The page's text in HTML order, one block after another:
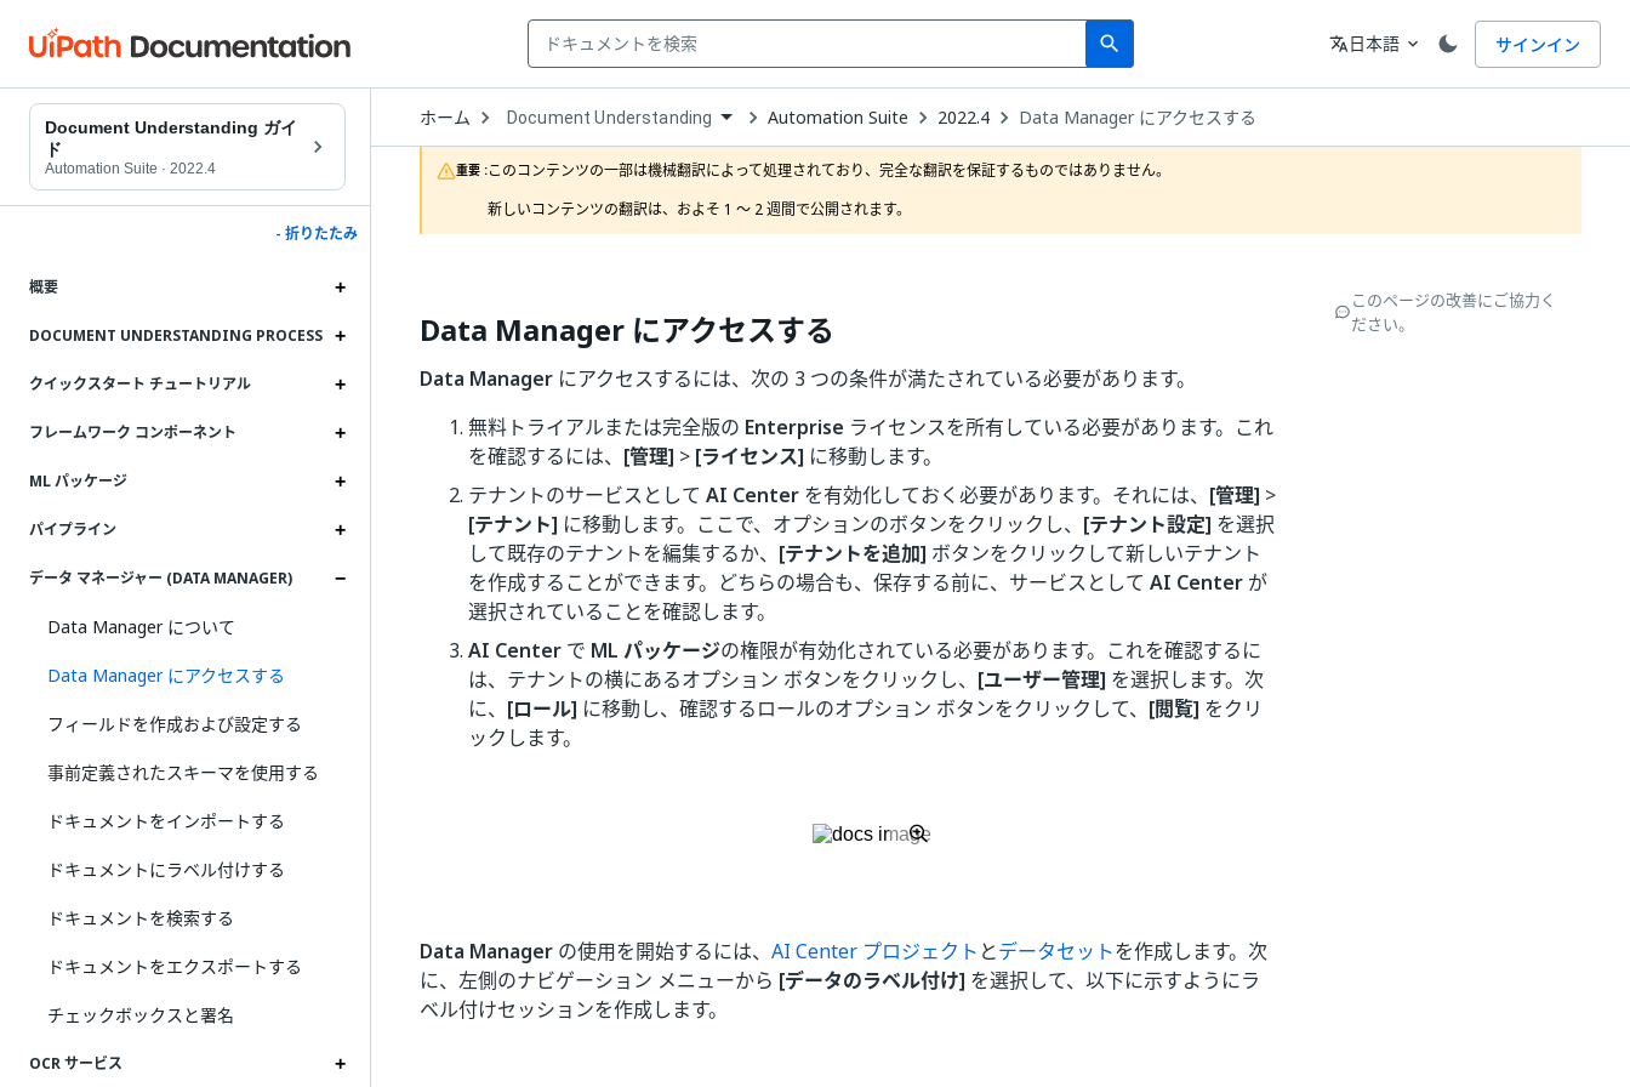
search
Search 言語
translate日本語 expand_more サインイン
Document Understanding ガイ
ド
Automation Suite · 2022.4
- 折りたたみ
概要
DOCUMENT UNDERSTANDING PROCESS
クイックスタート チュートリアル
フレームワーク コンポーネント
ML パッケージ
パイプライン
データ マネージャー (DATA MANAGER)
Data Manager について
Data Manager にアクセスする
フィールドを作成および設定する
事前定義されたスキーマを使用する
ドキュメントをインポートする
ドキュメントにラベル付けする
ドキュメントを検索する
ドキュメントをエクスポートする
チェックボックスと署名
OCR サービス
ホーム Open
Dropdown
to
choose
product
Document Understanding Automation Suite 2022.4 Data Manager にアクセスする
重要 :このコンテンツの一部は機械翻訳によって処理されており、完全な翻訳を保証するものではありません。
新しいコンテンツの翻訳は、およそ 1 ～ 2 週間で公開されます。
Data Manager にアクセスする
Data Manager にアクセスするには、次の 3 つの条件が満たされている必要があります。
無料トライアルまたは完全版の Enterprise ライセンスを所有している必要があります。これ
を確認するには、 [管理] > [ライセンス] に移動します。
テナントのサービスとして AI Center を有効化しておく必要があります。それには、 [管理] >
[テナント] に移動します。ここで、オプションのボタンをクリックし、 [テナント設定] を選択
して既存のテナントを編集するか、 [テナントを追加] ボタンをクリックして新しいテナント
を作成することができます。どちらの場合も、保存する前に、サービスとして AI Center が
選択されていることを確認します。
AI Center で ML パッケージの権限が有効化されている必要があります。これを確認するに
は、テナントの横にあるオプション ボタンをクリックし、 [ユーザー管理] を選択します。次
に、 [ロール] に移動し、確認するロールのオプション ボタンをクリックして、 [閲覧] をクリ
ックします。
Data Manager の使用を開始するには、 AI Center プロジェクト とデータセットを作成します。次
に、左側のナビゲーション メニューから [データのラベル付け] を選択して、以下に示すようにラ
ベル付けセッションを作成します。
このページの改善にご協力く
ださい。